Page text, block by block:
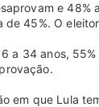
e
de 45%. O
a 34 anos,
em que Lula